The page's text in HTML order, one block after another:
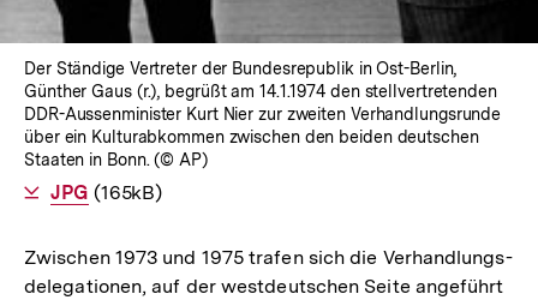
Der Ständige Vertreter der Bundesrepublik in Ost-Berlin,
Günther Gaus (r.), begrüßt am 14.1.1974 den stellvertretenden
DDR-Aussenminister Kurt Nier zur zweiten Verhandlungsrunde
über ein Kulturabkommen zwischen den beiden deutschen
Staaten in Bonn. (© AP)
Als
JPG herunterladen
(165kB)
Zwischen 1973 und 1975 trafen sich die Verhandlungs-
delegationen, auf der westdeutschen Seite angeführt